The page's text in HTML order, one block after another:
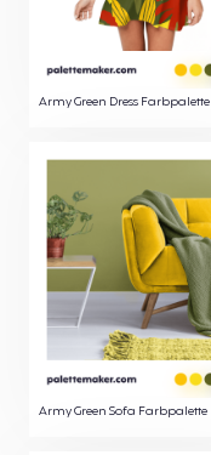
Army Green Dress Farbpalette
Army Green Sofa Farbpalette